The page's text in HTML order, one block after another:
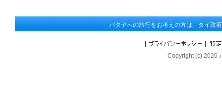
パタヤへの旅行をお考えの方は、タイ政
Copyright (c) 2026